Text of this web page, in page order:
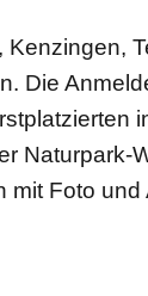
Die
Naturpark-
Foto und